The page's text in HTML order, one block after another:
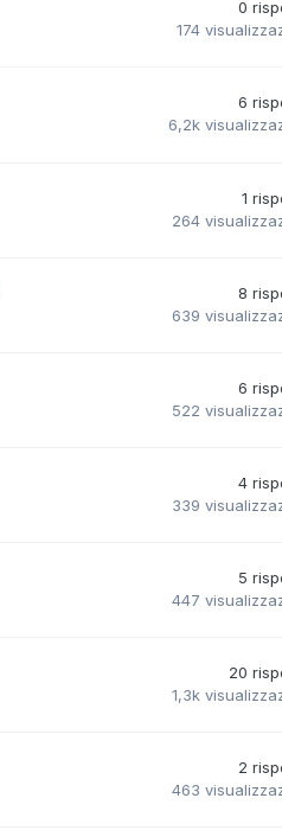
0
174
6
6,2k
1
264
8
639
6
522
4
339
5
447
20
1,3k
2
463